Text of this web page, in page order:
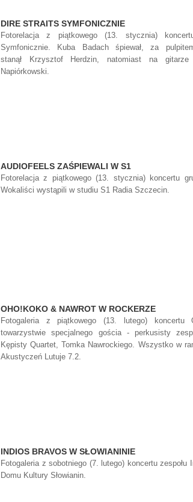
DIRE STRAITS SYMFONICZNIE
Fotorelacja z piątkowego (13. stycznia)
Symfonicznie. Kuba Badach śpiewał, za
stanął Krzysztof Herdzin, natomiast na gitarze
Napiórkowski.
AUDIOFEELS ZAŚPIEWALI W S1
Fotorelacja z piątkowego (13. stycznia) koncertu
Wokaliści wystąpili w studiu S1 Radia Szczecin.
OHO!KOKO & NAWROT W ROCKERZE
Fotogaleria z piątkowego (13. lutego) koncertu
towarzystwie specjalnego gościa - perkusisty
Kępisty Quartet, Tomka Nawrockiego. Wszystko w
Akustyczeń Lutuje 7.2.
INDIOS BRAVOS W SŁOWIANINIE
Fotogaleria z sobotniego (7. lutego) koncertu zespołu
Domu Kultury Słowianin.